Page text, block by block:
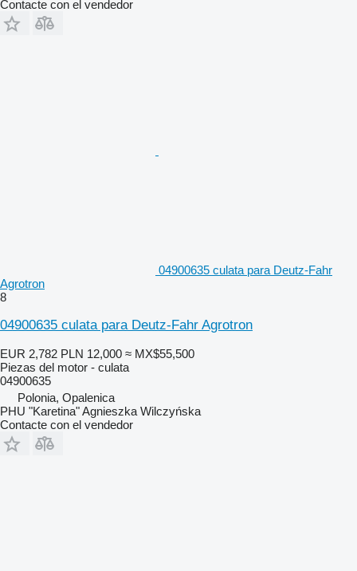
Contacte con el vendedor
04900635 culata para Deutz-Fahr
Agrotron
8
04900635 culata para Deutz-Fahr Agrotron
EUR 2,782 PLN 12,000 ≈ MX$55,500
Piezas del motor - culata
04900635
Polonia, Opalenica
PHU "Karetina" Agnieszka Wilczyńska
Contacte con el vendedor